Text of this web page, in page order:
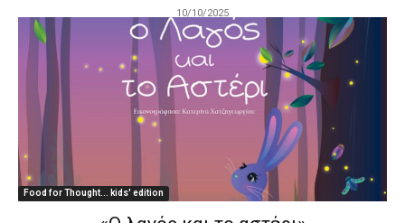
10/10/2025
Food for Thought... kids' edition